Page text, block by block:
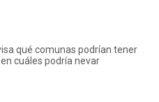
qué comunas podrían tener
cuáles podría nevar